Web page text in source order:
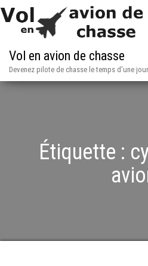
Vol en avion de chasse
Devenez pilote de chasse le temps d'une
Étiquette :